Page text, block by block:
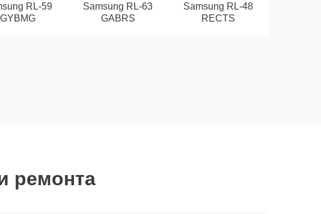
RL-59
GYBMG
Samsung RL-63
GABRS
Samsung RL-48
RECTS
ремонта